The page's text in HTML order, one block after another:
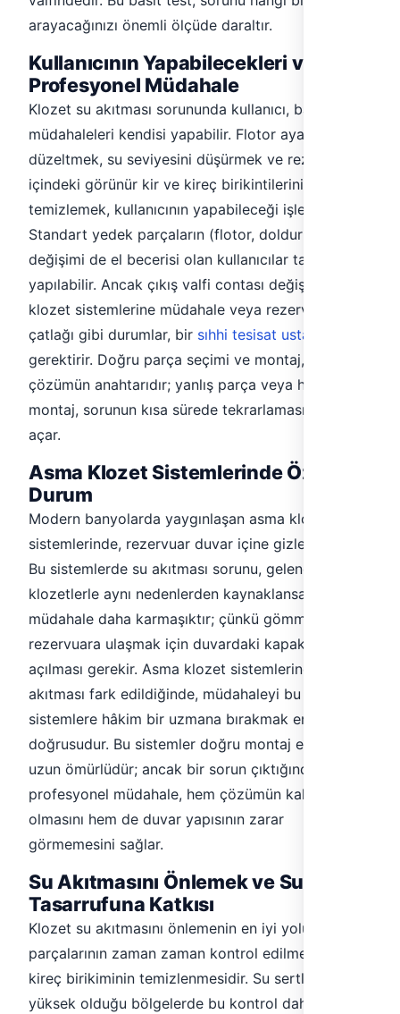
arayacağınızı önemli ölçüde daraltır.
Kullanıcının Yapabilecekleri ve
Profesyonel Müdahale
Klozet su akıtması sorununda kullanıcı, bazı basit
müdahaleleri kendisi yapabilir. Flotor ayarını
düzeltmek, su seviyesini düşürmek ve rezervuar
içindeki görünür kir ve kireç birikintilerini
temizlemek, kullanıcının yapabileceği işlemlerdir.
Standart yedek parçaların (flotor, doldurma valfi)
değişimi de el becerisi olan kullanıcılar tarafından
yapılabilir. Ancak çıkış valfi contası değişimi, asma
klozet sistemlerine müdahale veya rezervuar
çatlağı gibi durumlar, bir sıhhi tesisat ustası
gerektirir. Doğru parça seçimi ve montaj, kalıcı
çözümün anahtarıdır; yanlış parça veya hatalı
montaj, sorunun kısa sürede tekrarlamasına yol
açar.
Asma Klozet Sistemlerinde Özel
Durum
Modern banyolarda yaygınlaşan asma klozet
sistemlerinde, rezervuar duvar içine gizlenmiştir.
Bu sistemlerde su akıtması sorunu, geleneksel
klozetlerle aynı nedenlerden kaynaklansa da,
müdahale daha karmaşıktır; çünkü gömme
rezervuara ulaşmak için duvardaki kapak panelinin
açılması gerekir. Asma klozet sistemlerinde su
akıtması fark edildiğinde, müdahaleyi bu
sistemlere hâkim bir uzmana bırakmak en
doğrusudur. Bu sistemler doğru montaj edildiğinde
uzun ömürlüdür; ancak bir sorun çıktığında
profesyonel müdahale, hem çözümün kalıcı
olmasını hem de duvar yapısının zarar
görmemesini sağlar.
Su Akıtmasını Önlemek ve Su
Tasarrufuna Katkısı
Klozet su akıtmasını önlemenin en iyi yolu, klozet
parçalarının zaman zaman kontrol edilmesi ve
kireç birikiminin temizlenmesidir. Su sertliğinin
yüksek olduğu bölgelerde bu kontrol daha sık